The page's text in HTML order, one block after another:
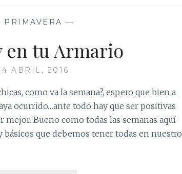
PRIMAVERA —
en tu Armario
ABRIL, 2016
como va la semana?, espero que bien a
ocurrido…ante todo hay que ser positivas
mejor. Bueno como todas las semanas aquí
que debemos tener todas en nuestro